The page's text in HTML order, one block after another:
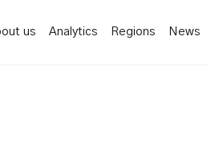
us Analytics Regions News